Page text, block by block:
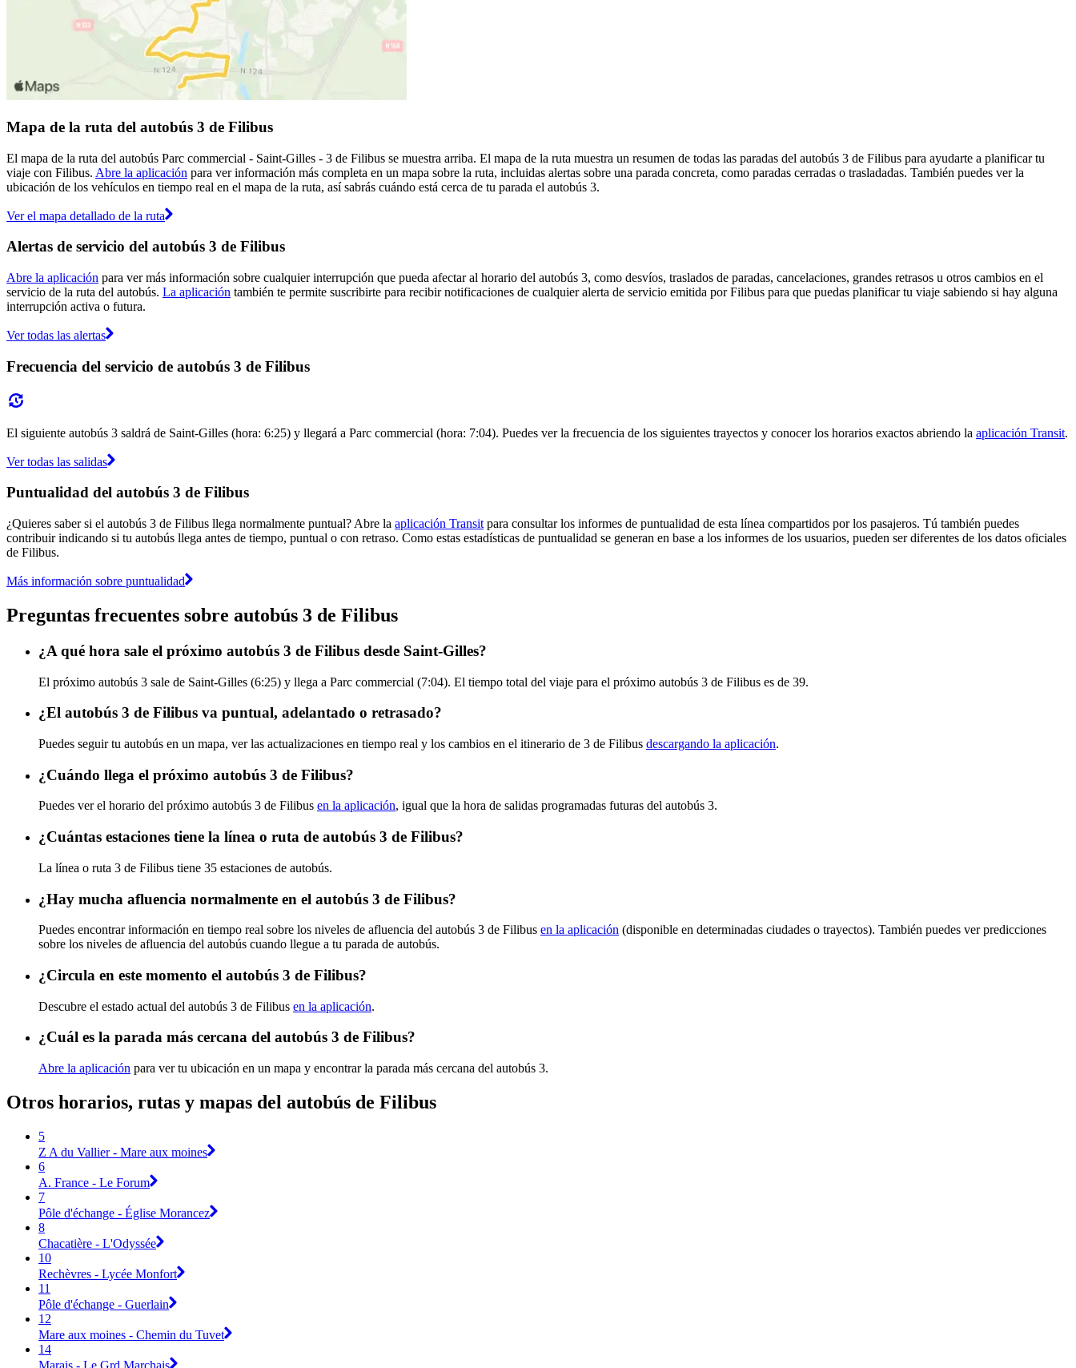
Mapa de la ruta del autobús 3 de Filibus
El mapa de la ruta del autobús Parc commercial - Saint-Gilles - 3 de Filibus se muestra arriba. El mapa de la ruta muestra un resumen de todas las paradas del autobús 3 de Filibus para ayudarte a planificar tu
viaje con Filibus. Abre la aplicación para ver información más completa en un mapa sobre la ruta, incluidas alertas sobre una parada concreta, como paradas cerradas o trasladadas. También puedes ver la
ubicación de los vehículos en tiempo real en el mapa de la ruta, así sabrás cuándo está cerca de tu parada el autobús 3.
Ver el mapa detallado de la ruta
Alertas de servicio del autobús 3 de Filibus
Abre la aplicación para ver más información sobre cualquier interrupción que pueda afectar al horario del autobús 3, como desvíos, traslados de paradas, cancelaciones, grandes retrasos u otros cambios en el
servicio de la ruta del autobús. La aplicación también te permite suscribirte para recibir notificaciones de cualquier alerta de servicio emitida por Filibus para que puedas planificar tu viaje sabiendo si hay alguna
interrupción activa o futura.
Ver todas las alertas
Frecuencia del servicio de autobús 3 de Filibus
El siguiente autobús 3 saldrá de Saint-Gilles (hora: 6:25) y llegará a Parc commercial (hora: 7:04). Puedes ver la frecuencia de los siguientes trayectos y conocer los horarios exactos abriendo la aplicación Transit.
Ver todas las salidas
Puntualidad del autobús 3 de Filibus
¿Quieres saber si el autobús 3 de Filibus llega normalmente puntual? Abre la aplicación Transit para consultar los informes de puntualidad de esta línea compartidos por los pasajeros. Tú también puedes
contribuir indicando si tu autobús llega antes de tiempo, puntual o con retraso. Como estas estadísticas de puntualidad se generan en base a los informes de los usuarios, pueden ser diferentes de los datos oficiales
de Filibus.
Más información sobre puntualidad
Preguntas frecuentes sobre autobús 3 de Filibus
¿A qué hora sale el próximo autobús 3 de Filibus desde Saint-Gilles?
El próximo autobús 3 sale de Saint-Gilles (6:25) y llega a Parc commercial (7:04). El tiempo total del viaje para el próximo autobús 3 de Filibus es de 39.
¿El autobús 3 de Filibus va puntual, adelantado o retrasado?
Puedes seguir tu autobús en un mapa, ver las actualizaciones en tiempo real y los cambios en el itinerario de 3 de Filibus descargando la aplicación.
¿Cuándo llega el próximo autobús 3 de Filibus?
Puedes ver el horario del próximo autobús 3 de Filibus en la aplicación, igual que la hora de salidas programadas futuras del autobús 3.
¿Cuántas estaciones tiene la línea o ruta de autobús 3 de Filibus?
La línea o ruta 3 de Filibus tiene 35 estaciones de autobús.
¿Hay mucha afluencia normalmente en el autobús 3 de Filibus?
Puedes encontrar información en tiempo real sobre los niveles de afluencia del autobús 3 de Filibus en la aplicación (disponible en determinadas ciudades o trayectos). También puedes ver predicciones
sobre los niveles de afluencia del autobús cuando llegue a tu parada de autobús.
¿Circula en este momento el autobús 3 de Filibus?
Descubre el estado actual del autobús 3 de Filibus en la aplicación.
¿Cuál es la parada más cercana del autobús 3 de Filibus?
Abre la aplicación para ver tu ubicación en un mapa y encontrar la parada más cercana del autobús 3.
Otros horarios, rutas y mapas del autobús de Filibus
5
Z A du Vallier - Mare aux moines
6
A. France - Le Forum
7
Pôle d'échange - Église Morancez
8
Chacatière - L'Odyssée
10
Rechèvres - Lycée Monfort
11
Pôle d'échange - Guerlain
12
Mare aux moines - Chemin du Tuvet
14
Marais - Le Grd Marchais